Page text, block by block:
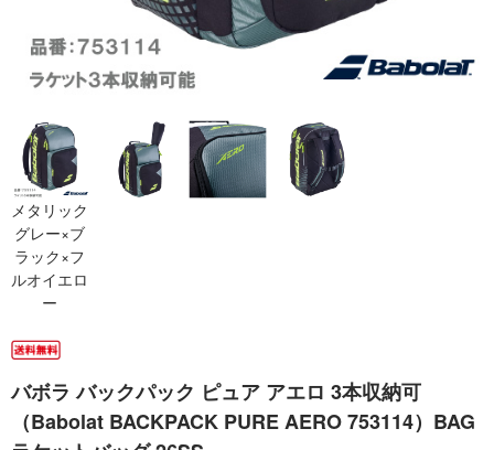
メタリック
グレー×ブ
ラック×フ
ルオイエロ
ー
バボラ バックパック ピュア アエロ 3本収納可
（Babolat BACKPACK PURE AERO 753114）BAG